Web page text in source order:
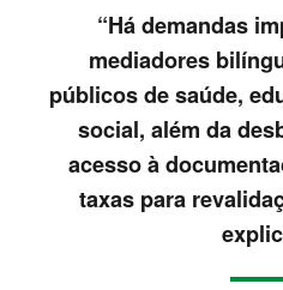
“Há demandas
mediadores
públicos de saúde,
social, além da
acesso à
taxas para